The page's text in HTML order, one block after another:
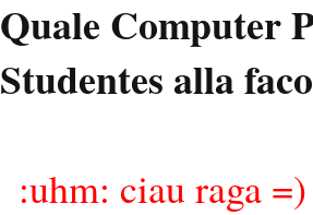
Quale Computer
Studentes alla
:uhm: ciau raga